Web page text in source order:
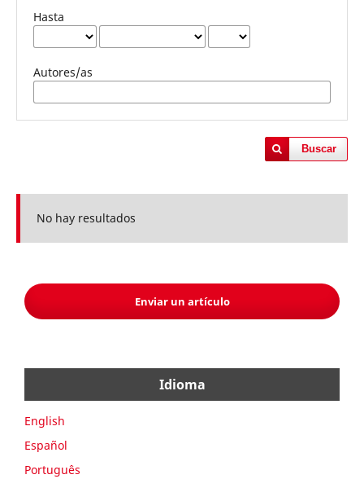
Hasta
Autores/as
Buscar
No hay resultados
Enviar un artículo
Idioma
English
Español
Português